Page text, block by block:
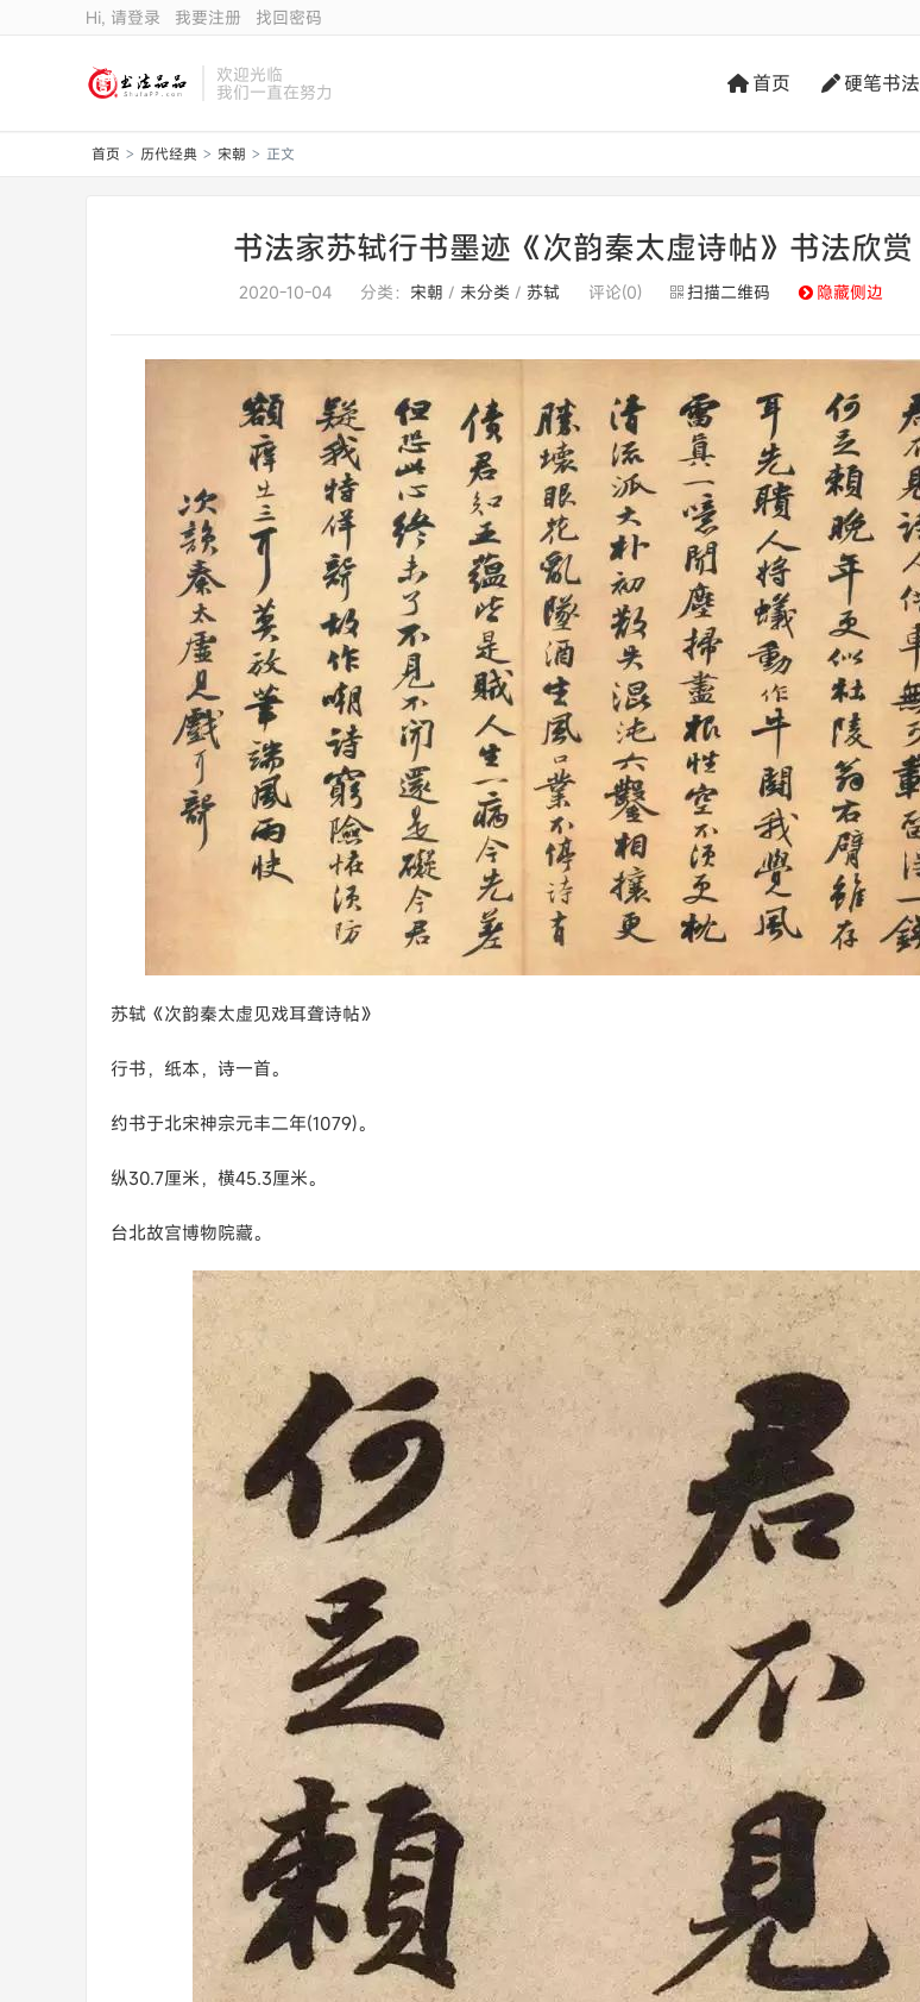
Hi, 请登录 我要注册 找回密码
欢迎光临
我们一直在努力 首页 硬笔书法
首页 > 历代经典 > 宋朝 > 正文
书法家苏轼行书墨迹《次韵秦太虚诗帖》书法欣赏
2020-10-04 分类： 宋朝 / 未分类 / 苏轼 评论(0) 扫描二维码 隐藏侧边
苏轼《次韵秦太虚见戏耳聋诗帖》
行书，纸本，诗一首。
约书于北宋神宗元丰二年(1079)。
纵30.7厘米，横45.3厘米。
台北故宫博物院藏。